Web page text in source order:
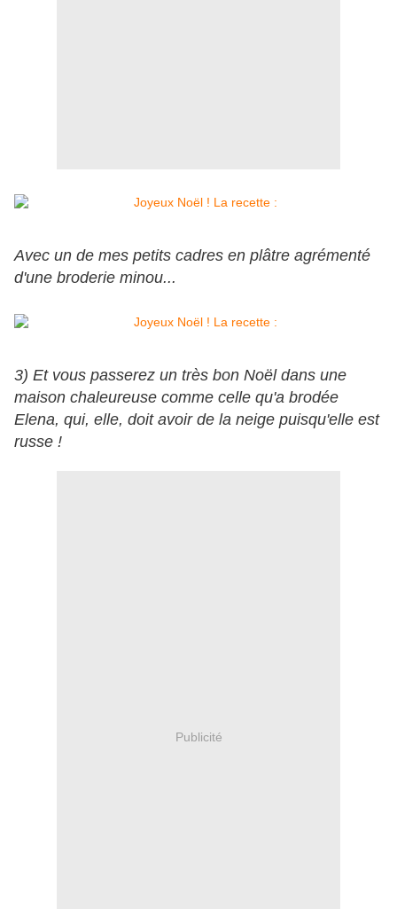
Avec un de mes petits cadres en plâtre agrémenté
d'une broderie minou...
3) Et vous passerez un très bon Noël dans une
maison chaleureuse comme celle qu'a brodée
Elena, qui, elle, doit avoir de la neige puisqu'elle est
russe !
Publicité